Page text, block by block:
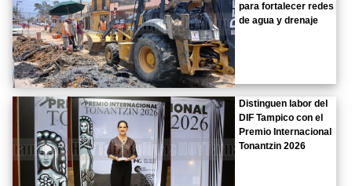
para fortalecer redes
de agua y drenaje
Distinguen labor del
DIF Tampico con el
Premio Internacional
Tonantzin 2026